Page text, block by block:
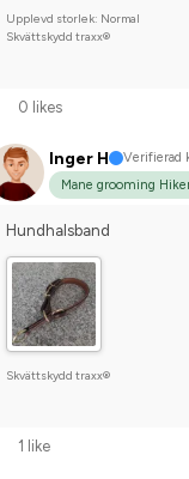
Upplevd storlek: Normal
Skvättskydd traxx®
0 likes
Inger H
Verifierad
Mane grooming
Hundhalsband
Skvättskydd traxx®
1 like